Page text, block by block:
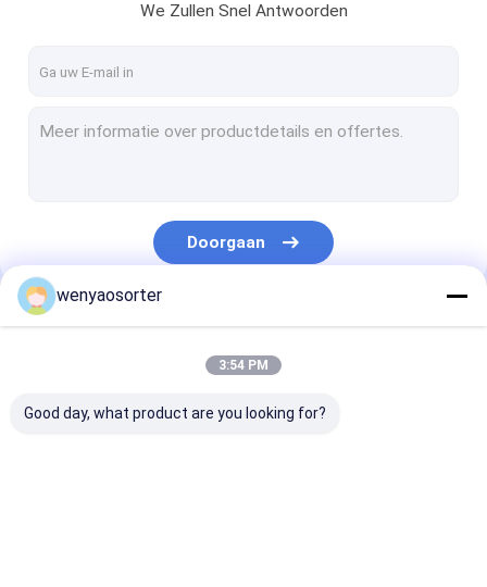
De sorteerder van de Wenyaokleur
De sorteerder van de rijstkleur
plastic kleurensorteermachine
Multifunctionele Kleurensorteerder
De Sorteerder van de notenkleur
We Zullen Snel Antwoorden
Doorgaan
Onze Categorieën
wenyaosorter
3:54 PM
Good day, what product are you looking for?